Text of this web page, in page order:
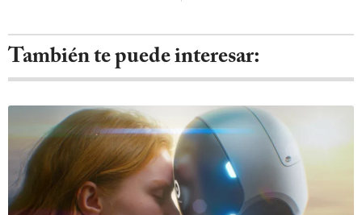
También te puede interesar: